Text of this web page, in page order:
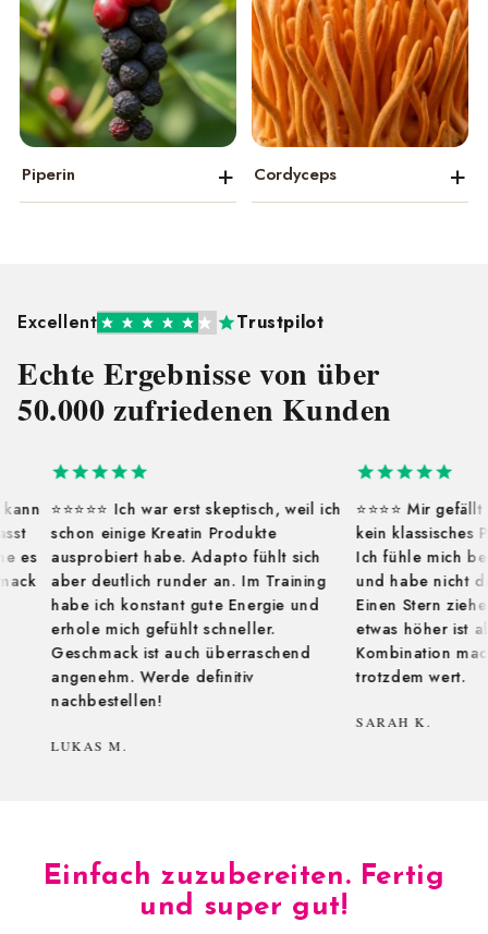
Piperin + Cordyceps +
Excellent Trustpilot
Echte Ergebnisse von über
50.000 zufriedenen Kunden
erst skeptisch, weil ich
Produkte
Adapto fühlt sich
an. Im Training
gute Energie und
schneller.
überraschend
definitiv
⭐⭐⭐⭐ Mir gefällt vor allem, dass ich
kein klassisches Pre Workout brauche.
Ich fühle mich beim Training fokussiert
und habe nicht dieses nervöse Gefühl.
Einen Stern ziehe ich ab, weil der Preis
etwas höher ist als normales Kreatin
Kombination macht es für mich aber
trotzdem wert.
Einfach zuzubereiten. Fertig
und super gut!